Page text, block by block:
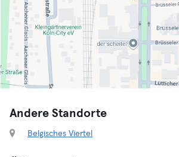
Andere Standorte
Belgisches Viertel